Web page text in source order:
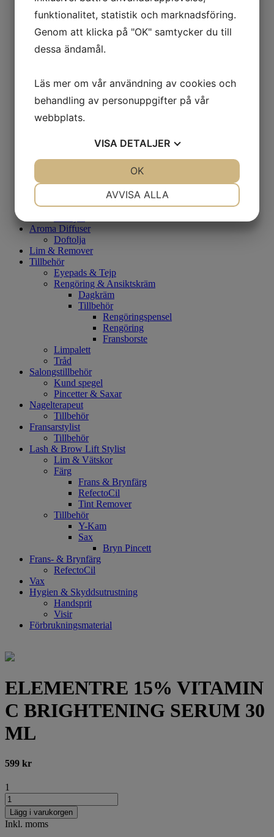
Dag/Nattkräm
Serum
Ögonkräm
Ansiktsvård - Män
Dag/Nattkräm
Ögonkräm
Eftervård - Tatuering
Fotvård
Brun utan sol
Spraytan Artist
Rumsspray
Aroma Diffuser
Doftolja
Lim & Remover
Tillbehör
Eyepads & Tejp
Rengöring & Ansiktskräm
Dagkräm
Tillbehör
Rengöringspensel
Rengöring
Fransborste
Limpalett
Tråd
Salongstillbehör
Kund spegel
Pincetter & Saxar
Nagelterapeut
Tillbehör
Fransarstylist
Tillbehör
Lash & Brow Lift Stylist
Lim & Vätskor
Färg
Frans & Brynfärg
RefectoCil
Tint Remover
Tillbehör
Y-Kam
Sax
Bryn Pincett
Frans- & Brynfärg
RefectoCil
Vax
Hygien & Skyddsutrustning
Handsprit
Visir
Förbrukningsmaterial
ELEMENTRE 15% VITAMIN
C BRIGHTENING SERUM 30
ML
599 kr
1
Lägg i varukorgen
Inkl. moms
funktionalitet, statistik och marknadsföring.
Genom att klicka på "OK" samtycker du till
dessa ändamål.
Läs mer om vår användning av cookies och
behandling av personuppgifter på vår
webbplats.
VISA DETALJER
MARKNADSFÖRING
AVVISA ALLA
OK